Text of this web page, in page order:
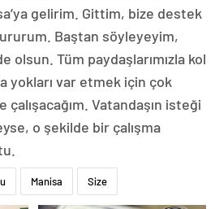
gelirim. Gittim, bize destek
Baştan söyleyeyim,
olsun. Tüm paydaşlarımızla kol
yokları var etmek için çok
Vatandaşın isteği
o şekilde bir çalışma
Manisa Size